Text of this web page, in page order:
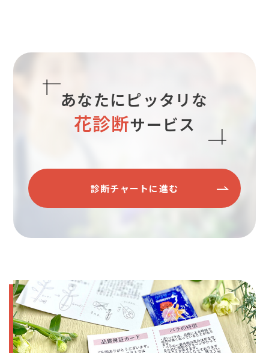
あなたにピッタリな
花診断サービス
診断チャートに進む